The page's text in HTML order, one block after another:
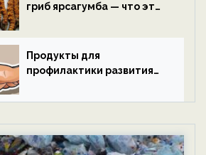
гриб ярсагумба — что это
Продукты для
профилактики развития